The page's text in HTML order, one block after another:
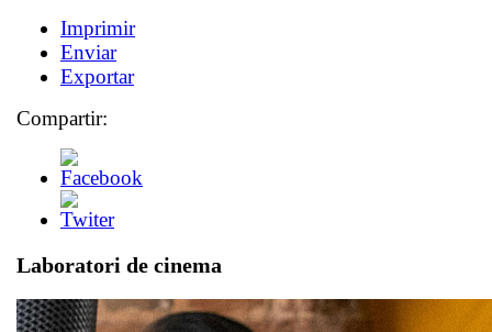
Imprimir
Enviar
Exportar
Compartir:
Laboratori de cinema